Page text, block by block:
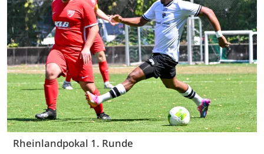
Rheinlandpokal 1. Runde